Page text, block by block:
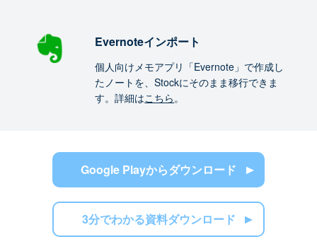
Evernoteインポート
個人向けメモアプリ「Evernote」で作成し
たノートを、Stockにそのまま移行できま
す。詳細はこちら。
Google Playからダウンロード
3分でわかる資料ダウンロード